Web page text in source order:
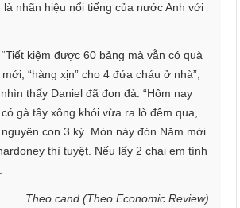
là nhãn hiệu nổi tiếng của nước Anh với
kiệm được 60 bảng mà vẫn có quà
“hàng xịn” cho 4 đứa cháu ở nhà”,
thấy Daniel đã đon đả: “Hôm nay
gà tây xông khói vừa ra lò đêm qua,
con 3 ký. Món này đón Năm mới
thì tuyệt. Nếu lấy 2 chai em tính
Theo cand (Theo Economic Review)